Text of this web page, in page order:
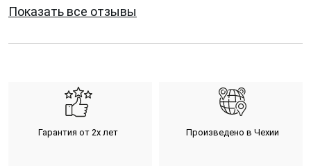
Показать все отзывы
Гарантия от 2х лет Произведено в Чехии